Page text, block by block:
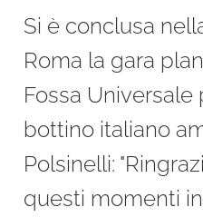
Si è conclusa
Roma la gara
Fossa Universale
bottino italiano
Polsinelli:
questi momenti